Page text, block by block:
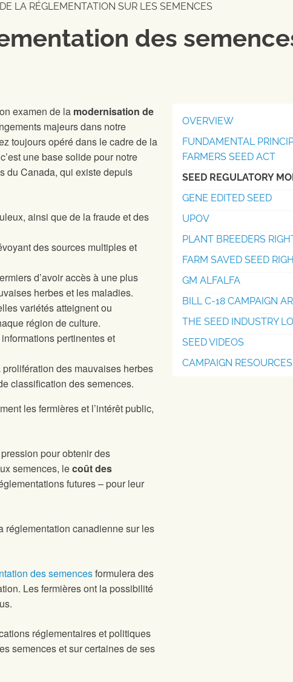
LA RÉGLEMENTATION SUR LES SEMENCES
des
examen de la modernisation de
majeurs dans notre
toujours opéré dans le cadre de la
une base solide pour notre
du Canada, qui existe depuis
ainsi que de la fraude et des
des sources multiples et
d’avoir accès à une plus
herbes et les maladies.
variétés atteignent ou
région de culture.
pertinentes et
des mauvaises herbes
classification des semences.
les fermières et l’intérêt public,
pour obtenir des
semences, lecoût des
futures – pour leur
réglementation canadienne sur les
des semencesformulera des
Les fermières ont la possibilité
réglementaires et politiques
semences et sur certaines de ses
OVERVIEW
FUNDAMENTAL
FARMERS SEED ACT
SEED REGULATORY
GENE EDITED SEED
UPOV
PLANT BREEDERS
FARM SAVED SEED
GM ALFALFA
BILL C-18 CAMPAIGN
THE SEED INDUSTRY
SEED VIDEOS
CAMPAIGN RESOURCES